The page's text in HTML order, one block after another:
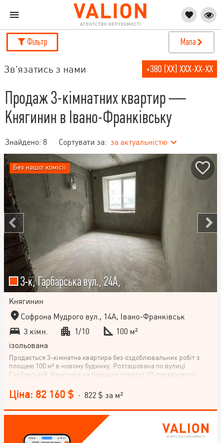
Фільтр Мапа
Зв'язатись з нами +380 (XX) XXX-XX-XX
Продаж 3-кімнатних квартир —
Княгинин в Івано-Франківську
Знайдено: 8 Сортувати за: за актуальністю
3-к, Гарбарська вул., 24А,
Княгинин
Софрона Мудрого вул., 14А, Івано-Франківськ
3 кімн.
1/10
100 м²
ізольована
Продається 3-кімнатна квартира без оздоблювальних робіт з
площею 100 м² в новому будинку. Розташована по вулиці
Гарбарській. Квартира на першому поверсі 10-поверхового
вартість по домовленості. Чекаємо на вас, щоб порадувати вас
чудовою пропозицією для комфортного життя!
Ціна: 82 160 $ · 822 $ за м²
Без нашої комісії